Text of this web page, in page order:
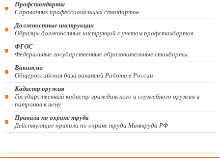
Профстандарты
Справочник профессиональных стандартов
Должностные инструкции
Образцы должностных инструкций с учетом профстандартов
ФГОС
Федеральные государственные образовательные стандарты
Вакансии
Общероссийская база вакансий Работа в России
Кадастр оружия
Государственный кадастр гражданского и служебного оружия и
патронов к нему
Правила по охране труда
Действующие правила по охране труда Минтруда РФ